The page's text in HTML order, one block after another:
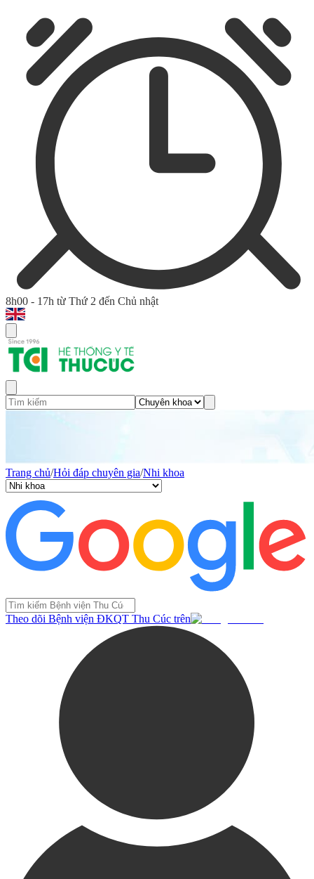
8h00 - 17h từ Thứ 2 đến Chủ nhật
Trang chủ/Hỏi đáp chuyên gia/Nhi khoa
Theo dõi Bệnh viện ĐKQT Thu Cúc trên